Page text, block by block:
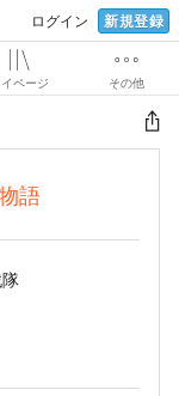
ログイン 新規登録
ページ その他
語